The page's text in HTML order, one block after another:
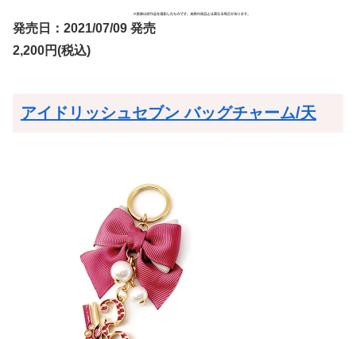
発売日：2021/07/09 発売
2,200円(税込)
アイドリッシュセブン バッグチャーム/天